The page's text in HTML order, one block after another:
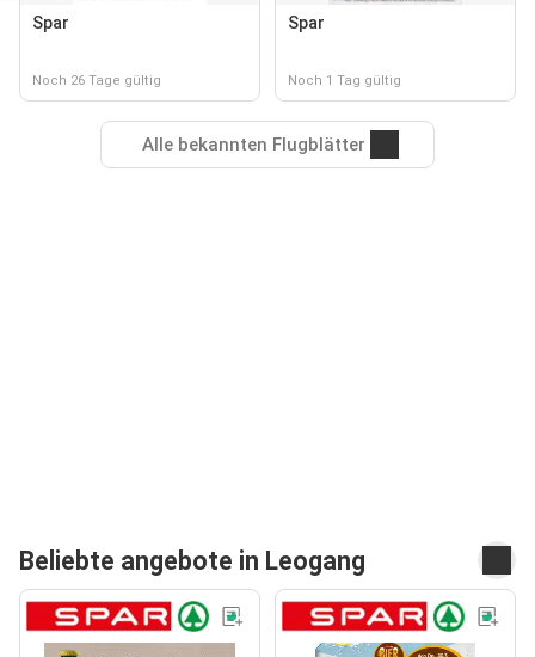
Spar
Noch 26 Tage gültig
Spar
Noch 1 Tag gültig
Alle bekannten Flugblätter
Beliebte angebote in Leogang